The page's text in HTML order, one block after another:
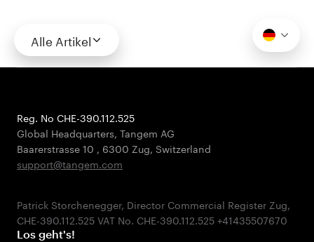
Alle Artikel
Reg. No CHE-390.112.525
Global Headquarters, Tangem AG
Baarerstrasse 10 , 6300 Zug, Switzerland
support@tangem.com
Patrick Storchenegger, Director Commercial Register Zug,
Los geht's!